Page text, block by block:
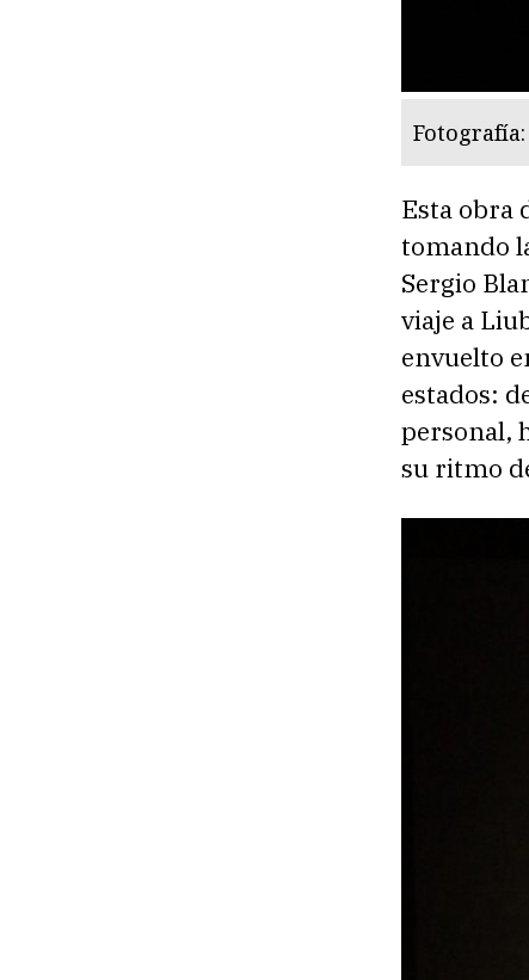
Esta obra
tomando
Sergio
viaje a
envuelto
estados:
personal,
su ritmo